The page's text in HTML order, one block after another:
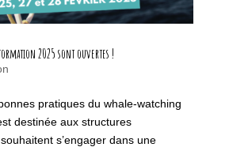
2025 sont ouvertes !
pratiques du whale-watching
destinée aux structures
s’engager dans une